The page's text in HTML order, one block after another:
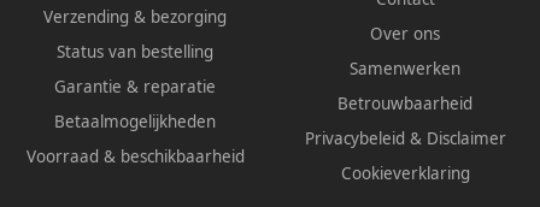
Verzending & bezorging
Status van bestelling
Garantie & reparatie
Betaalmogelijkheden
Voorraad & beschikbaarheid
Over ons
Samenwerken
Betrouwbaarheid
Privacybeleid & Disclaimer
Cookieverklaring